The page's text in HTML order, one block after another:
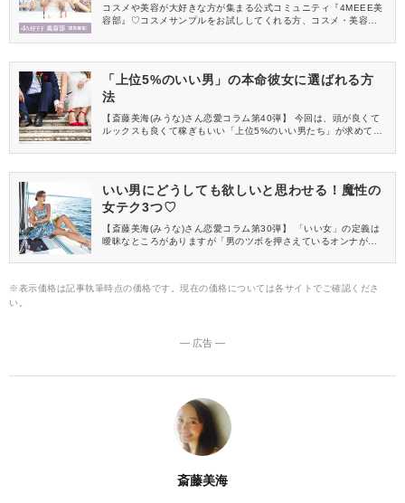
中
コスメや美容が大好きな方が集まる公式コミュニティ『4MEEE美
容部』♡コスメサンプルをお試ししてくれる方、コスメ・美容情報
「上位5%のいい男」の本命彼女に選ばれる方
法
【斎藤美海(みうな)さん恋愛コラム第40弾】 今回は、頭が良くて
ルックスも良くて稼ぎもいい「上位5%のいい男たち」が求めてい
と思うような好条件の男性たち、、彼らの心を射止めて本命彼女
す。ではいったい、どのような女磨きをするのが正解なのでしょ
うか？
いい男にどうしても欲しいと思わせる！魔性の
女テク3つ♡
【斎藤美海(みうな)さん恋愛コラム第30弾】 「いい女」の定義は
曖昧なところがありますが「男のツボを押さえているオンナが継
す。今回ご紹介するのは、10年間の恋愛研究の結果生み出した、
えてきたのは、世の中では「正しい」とされている恋愛理論は現
から頼んでいなくてもほぼ確実に自分を欲して求め続けるような
※表示価格は記事執筆時点の価格です。現在の価格については各サイトでご確認くださ
い。
― 広告 ―
斎藤美海